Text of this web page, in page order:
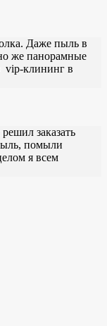
Даже пыль в
же панорамные
vip-клининг в
заказать
помыли
я всем